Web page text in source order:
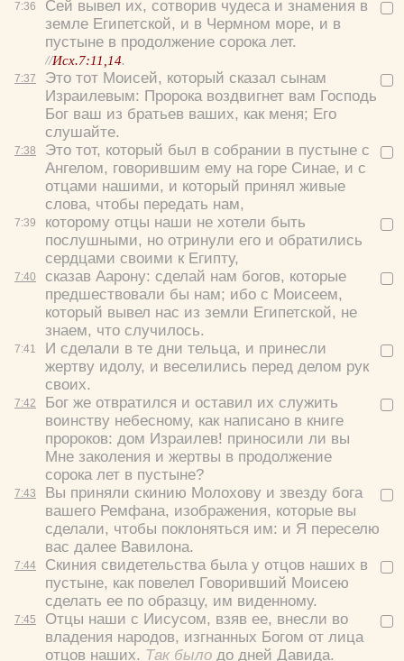
7:36
7:37
7:38
7:39
7:40
7:41
7:42
7:43
7:44
7:45
Сей вывел их, сотворив чудеса и знамения в
земле Египетской, и в Чермном море, и в
пустыне в продолжение сорока лет.
//Исх.7:11,14.
Это тот Моисей, который сказал сынам
Израилевым: Пророка воздвигнет вам Господь
Бог ваш из братьев ваших, как меня; Его
слушайте.
Это тот, который был в собрании в пустыне с
Ангелом, говорившим ему на горе Синае, и с
отцами нашими, и который принял живые
слова, чтобы передать нам,
которому отцы наши не хотели быть
послушными, но отринули его и обратились
сердцами своими к Египту,
сказав Аарону: сделай нам богов, которые
предшествовали бы нам; ибо с Моисеем,
который вывел нас из земли Египетской, не
знаем, что случилось.
И сделали в те дни тельца, и принесли
жертву идолу, и веселились перед делом рук
своих.
Бог же отвратился и оставил их служить
воинству небесному, как написано в книге
пророков: дом Израилев! приносили ли вы
Мне заколения и жертвы в продолжение
сорока лет в пустыне?
Вы приняли скинию Молохову и звезду бога
вашего Ремфана, изображения, которые вы
сделали, чтобы поклоняться им: и Я переселю
вас далее Вавилона.
Скиния свидетельства была у отцов наших в
пустыне, как повелел Говоривший Моисею
сделать ее по образцу, им виденному.
Отцы наши с Иисусом, взяв ее, внесли во
владения народов, изгнанных Богом от лица
отцов наших. Так было до дней Давида.
Удалить